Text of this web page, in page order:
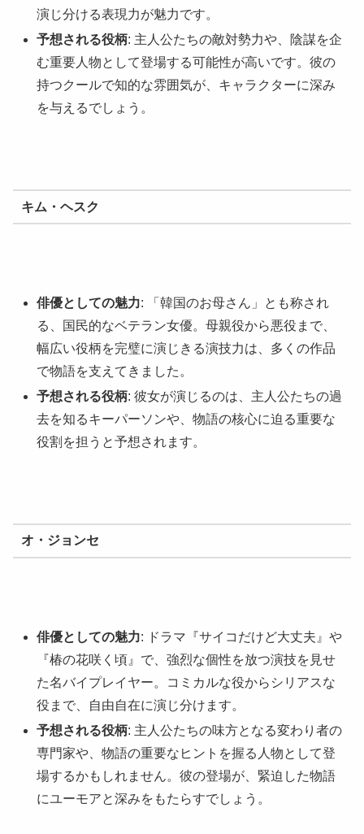
演じ分ける表現力が魅力です。
予想される役柄: 主人公たちの敵対勢力や、陰謀を企
む重要人物として登場する可能性が高いです。彼の
持つクールで知的な雰囲気が、キャラクターに深み
を与えるでしょう。
キム・ヘスク
俳優としての魅力: 「韓国のお母さん」とも称され
る、国民的なベテラン女優。母親役から悪役まで、
幅広い役柄を完璧に演じきる演技力は、多くの作品
で物語を支えてきました。
予想される役柄: 彼女が演じるのは、主人公たちの過
去を知るキーパーソンや、物語の核心に迫る重要な
役割を担うと予想されます。
オ・ジョンセ
俳優としての魅力: ドラマ『サイコだけど大丈夫』や
『椿の花咲く頃』で、強烈な個性を放つ演技を見せ
た名バイプレイヤー。コミカルな役からシリアスな
役まで、自由自在に演じ分けます。
予想される役柄: 主人公たちの味方となる変わり者の
専門家や、物語の重要なヒントを握る人物として登
場するかもしれません。彼の登場が、緊迫した物語
にユーモアと深みをもたらすでしょう。